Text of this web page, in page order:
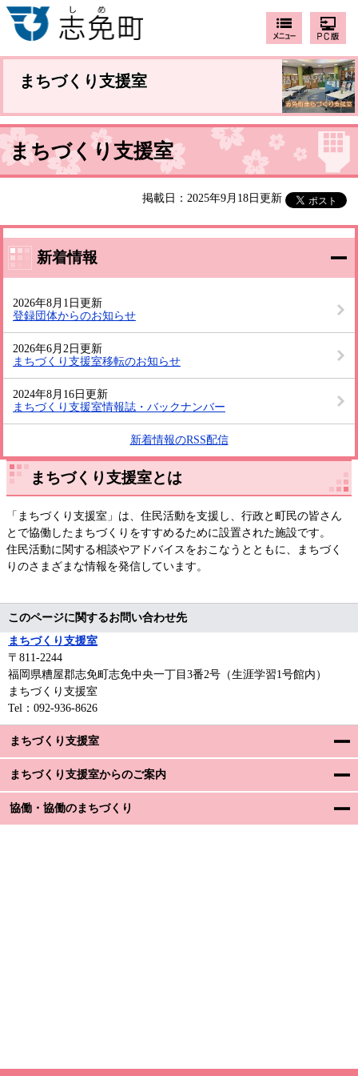
まちづくり支援室
まちづくり支援室
まちづくり支援室からのご案内
協働・協働のまちづくり
まちづくり支援室
掲載日：2025年9月18日更新
新着情報
2026年8月1日更新
登録団体からのお知らせ
2026年6月2日更新
まちづくり支援室移転のお知らせ
2024年8月16日更新
まちづくり支援室情報誌・バックナンバー
新着情報のRSS配信
まちづくり支援室とは
「まちづくり支援室」は、住民活動を支援し、行政と町民の皆さん
とで協働したまちづくりをすすめるために設置された施設です。
住民活動に関する相談やアドバイスをおこなうとともに、まちづく
りのさまざまな情報を発信しています。
このページに関するお問い合わせ先
まちづくり支援室
〒811-2244
福岡県糟屋郡志免町志免中央一丁目3番2号（生涯学習1号館内）
まちづくり支援室
Tel：092-936-8626